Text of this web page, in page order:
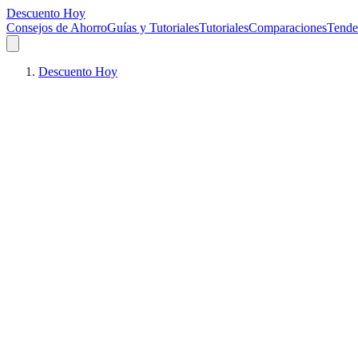
Descuento Hoy
Consejos de AhorroGuías y TutorialesTutorialesComparaciones
Descuento Hoy